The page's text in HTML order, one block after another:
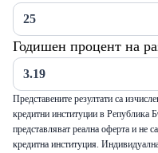
Годишен процент на
Представените резултати са
кредитни институции в Република
представляват реална оферта и не
кредитна институция.